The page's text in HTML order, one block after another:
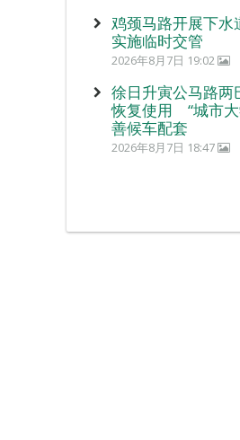
鸡颈马路开展下
实施临时交管
2026年8月7日 19:02
徐日升寅公马路两
恢复使用 “城市
善候车配套
2026年8月7日 18:47